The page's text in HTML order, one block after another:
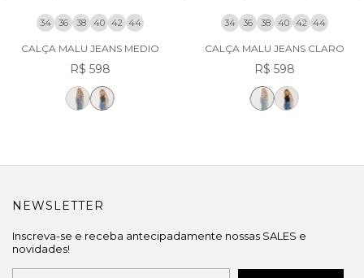
34 36 38 40 42 44
CALÇA MALU JEANS MEDIO
R$ 598
34 36 38 40 42 44
CALÇA MALU JEANS CLARO
R$ 598
NEWSLETTER
Inscreva-se e receba antecipadamente nossas SALES e
novidades!